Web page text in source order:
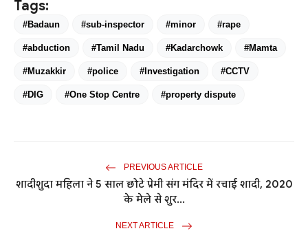
Tags:
#Badaun #sub-inspector #minor #rape
#abduction #Tamil Nadu #Kadarchowk #Mamta
#Muzakkir #police #Investigation #CCTV
#DIG #One Stop Centre #property dispute
PREVIOUS ARTICLE
शादीशुदा महिला ने 5 साल छोटे प्रेमी संग मंदिर में रचाई शादी, 2020
के मेले से शुर...
NEXT ARTICLE